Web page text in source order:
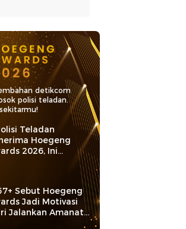
detikcom
polisi teladan.
Teladan
Hoegeng
2026, Ini
dan Kiprahnya
Sebut Hoegeng
Jadi Motivasi
Jalankan Amanat